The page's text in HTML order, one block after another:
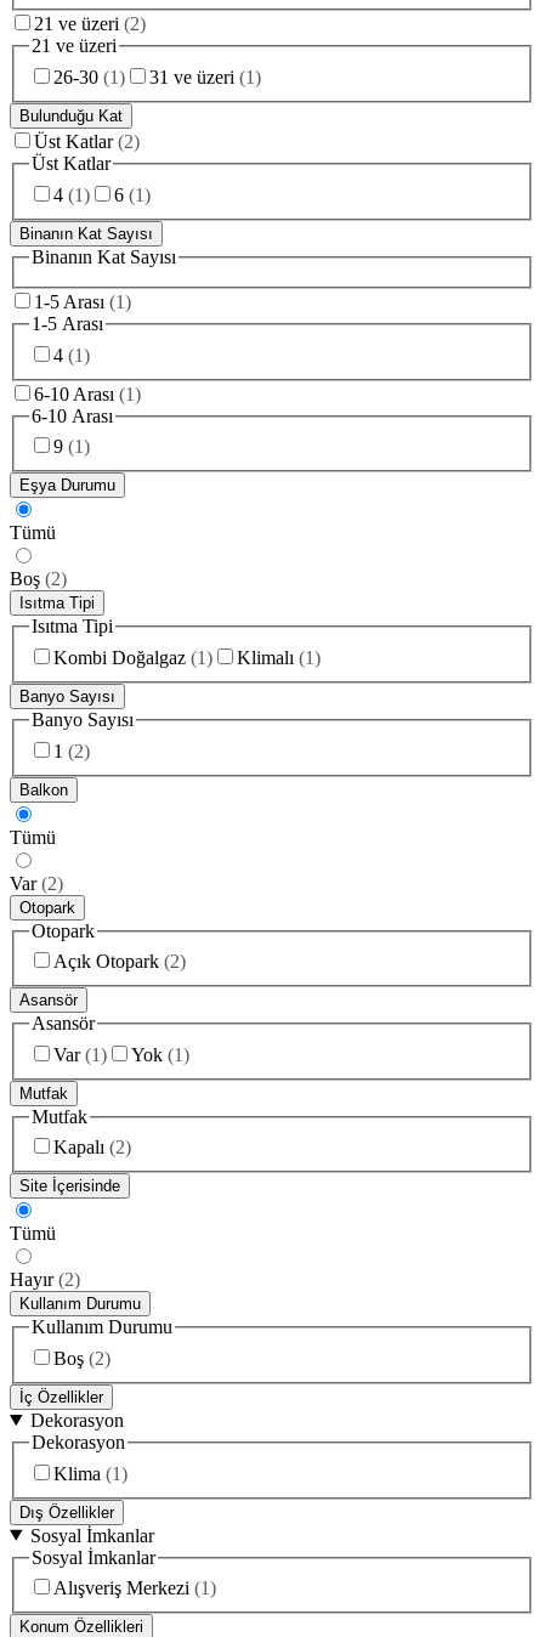
21 ve üzeri (2)
21 ve üzeri
26-30 (1) 31 ve üzeri (1)
Bulunduğu Kat
Üst Katlar (2)
Üst Katlar
4 (1) 6 (1)
Binanın Kat Sayısı
Binanın Kat Sayısı
1-5 Arası (1)
1-5 Arası
4 (1)
6-10 Arası (1)
6-10 Arası
9 (1)
Eşya Durumu
Tümü
Boş (2)
Isıtma Tipi
Isıtma Tipi
Kombi Doğalgaz (1) Klimalı (1)
Banyo Sayısı
Banyo Sayısı
1 (2)
Balkon
Tümü
Var (2)
Otopark
Otopark
Açık Otopark (2)
Asansör
Asansör
Var (1) Yok (1)
Mutfak
Mutfak
Kapalı (2)
Site İçerisinde
Tümü
Hayır (2)
Kullanım Durumu
Kullanım Durumu
Boş (2)
İç Özellikler
Dekorasyon
Dekorasyon
Klima (1)
Dış Özellikler
Sosyal İmkanlar
Sosyal İmkanlar
Alışveriş Merkezi (1)
Konum Özellikleri